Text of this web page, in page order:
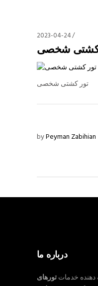
2023-04-24
کشتی شخصی
تور کشتی شخصی
byPeyman Zabihian
درباره ما
دهنده خدماتتورهای